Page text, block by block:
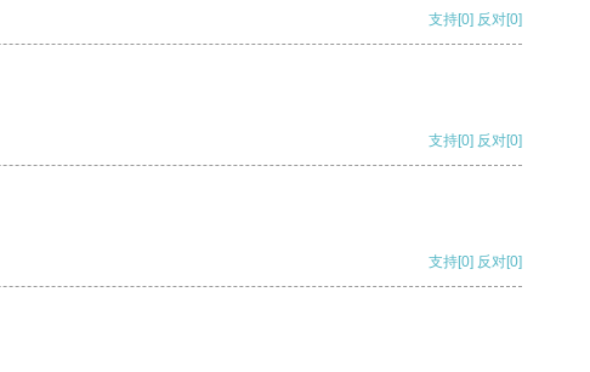
支持[0] 反对[0]
支持[0] 反对[0]
支持[0] 反对[0]